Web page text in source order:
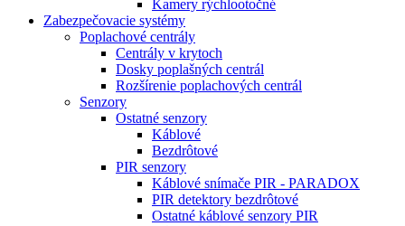
Kamery rýchlootočné
Zabezpečovacie systémy
Poplachové centrály
Centrály v krytoch
Dosky poplašných centrál
Rozšírenie poplachových centrál
Senzory
Ostatné senzory
Káblové
Bezdrôtové
PIR senzory
Káblové snímače PIR - PARADOX
PIR detektory bezdrôtové
Ostatné káblové senzory PIR